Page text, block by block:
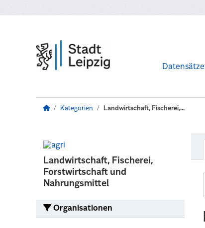
Datensätze
Kategorien Landwirtschaft, Fischerei,...
Landwirtschaft, Fischerei,
Forstwirtschaft und
Nahrungsmittel
Organisationen